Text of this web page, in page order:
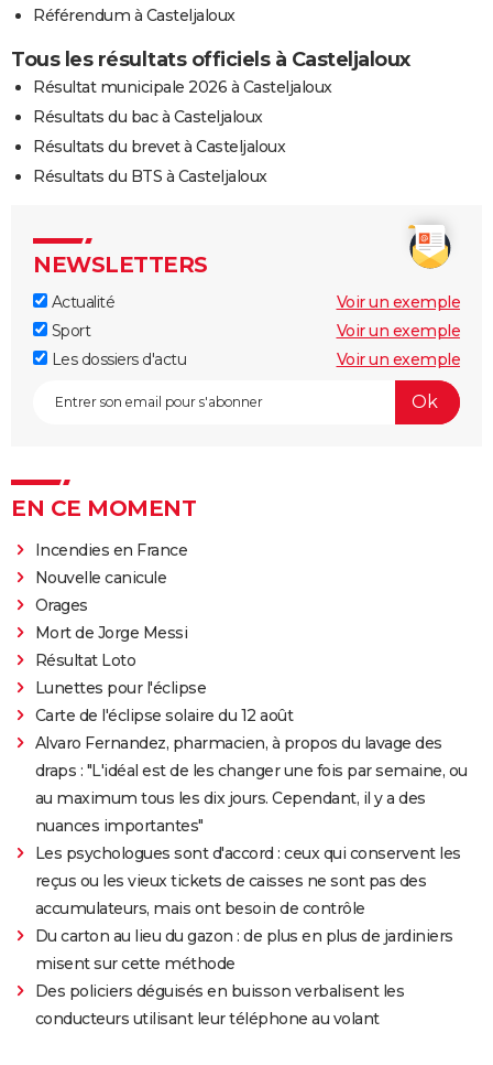
Référendum à Casteljaloux
Tous les résultats officiels à Casteljaloux
Résultat municipale 2026 à Casteljaloux
Résultats du bac à Casteljaloux
Résultats du brevet à Casteljaloux
Résultats du BTS à Casteljaloux
NEWSLETTERS
Actualité
Voir un exemple
Sport
Voir un exemple
Les dossiers d'actu
Voir un exemple
EN CE MOMENT
Incendies en France
Nouvelle canicule
Orages
Mort de Jorge Messi
Résultat Loto
Lunettes pour l'éclipse
Carte de l'éclipse solaire du 12 août
Alvaro Fernandez, pharmacien, à propos du lavage des
draps : "L'idéal est de les changer une fois par semaine, ou
au maximum tous les dix jours. Cependant, il y a des
nuances importantes"
Les psychologues sont d'accord : ceux qui conservent les
reçus ou les vieux tickets de caisses ne sont pas des
accumulateurs, mais ont besoin de contrôle
Du carton au lieu du gazon : de plus en plus de jardiniers
misent sur cette méthode
Des policiers déguisés en buisson verbalisent les
conducteurs utilisant leur téléphone au volant